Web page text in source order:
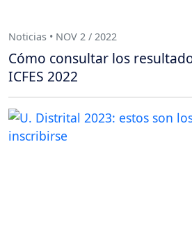
Noticias • NOV 2 / 2022
Cómo consultar los
ICFES 2022